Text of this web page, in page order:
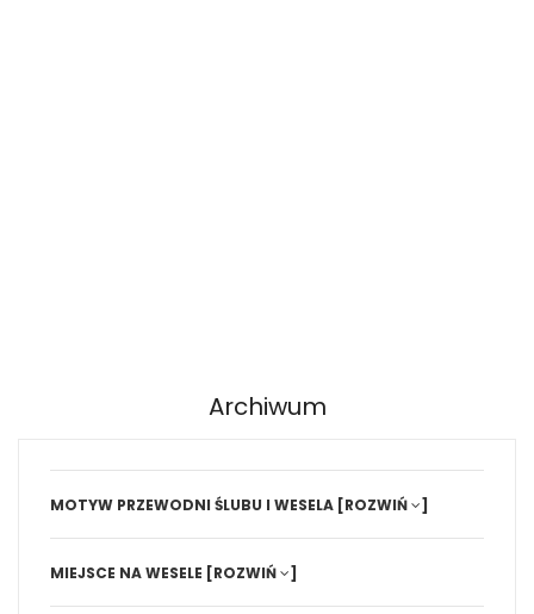
Archiwum
MOTYW PRZEWODNI ŚLUBU I WESELA [ROZWIŃ ]
MIEJSCE NA WESELE [ROZWIŃ ]